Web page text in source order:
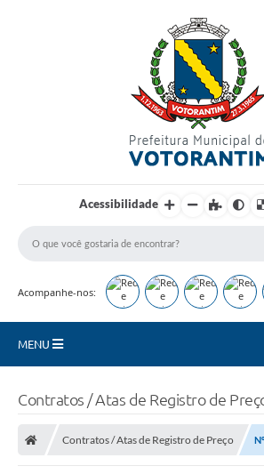
Acessibilidade
Acompanhe-nos:
MENU
Contratos / Atas de Registro de
Contratos / Atas de Registro de Preço